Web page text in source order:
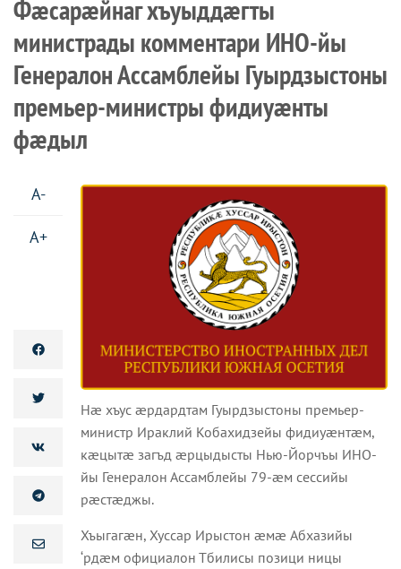
Фæсарæйнаг хъуыддæгты
министрады комментари ИНО-йы
Генералон Ассамблейы Гуырдзыстоны
премьер-министры фидиуæнты
фæдыл
A-
A+
Нæ хъус æрдардтам Гуырдзыстоны премьер-
министр Ираклий Кобахидзейы фидиуæнтæм,
кæцытæ загъд æрцыдысты Нью-Йорчъы ИНО-
йы Генералон Ассамблейы 79-æм сессийы
рæстæджы.
Хъыгагæн, Хуссар Ирыстон æмæ Абхазийы
‘рдæм официалон Тбилисы позици ницы